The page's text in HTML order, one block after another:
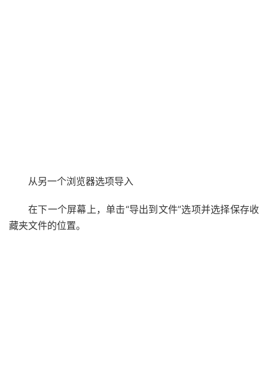
从另一个浏览器选项导入
在下一个屏幕上，单击“导出到文件”选项并选择保存收
藏夹文件的位置。